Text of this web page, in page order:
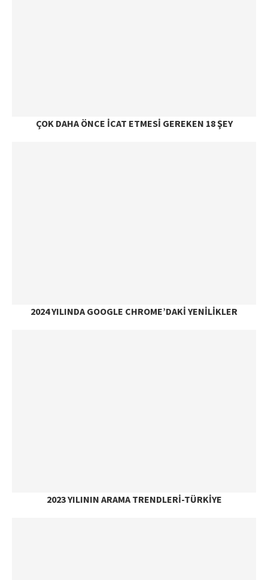
ÇOK DAHA ÖNCE İCAT ETMESI GEREKEN 18 ŞEY
2024 YILINDA GOOGLE CHROME’DAKI YENILIKLER
2023 YILININ ARAMA TRENDLERI-TÜRKIYE